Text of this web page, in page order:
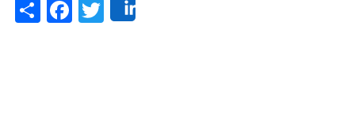
ShareFacebook
Twitter